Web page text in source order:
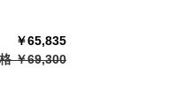
￥65,835
￥69,300